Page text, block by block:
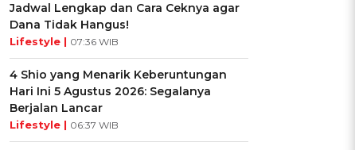
Jadwal Lengkap dan Cara Ceknya agar
Dana Tidak Hangus!
Lifestyle | 07:36 WIB
4 Shio yang Menarik Keberuntungan
Hari Ini 5 Agustus 2026: Segalanya
Berjalan Lancar
Lifestyle | 06:37 WIB